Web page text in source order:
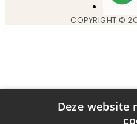
COPYRIGHT ©
Deze website